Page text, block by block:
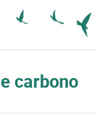
carbono